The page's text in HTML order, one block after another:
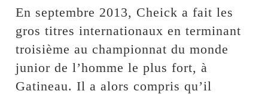
En septembre 2013, Cheick a fait les
gros titres internationaux en terminant
troisième au championnat du monde
junior de l’homme le plus fort, à
Gatineau. Il a alors compris qu’il